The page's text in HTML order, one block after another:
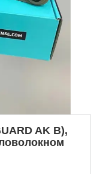
AK B),